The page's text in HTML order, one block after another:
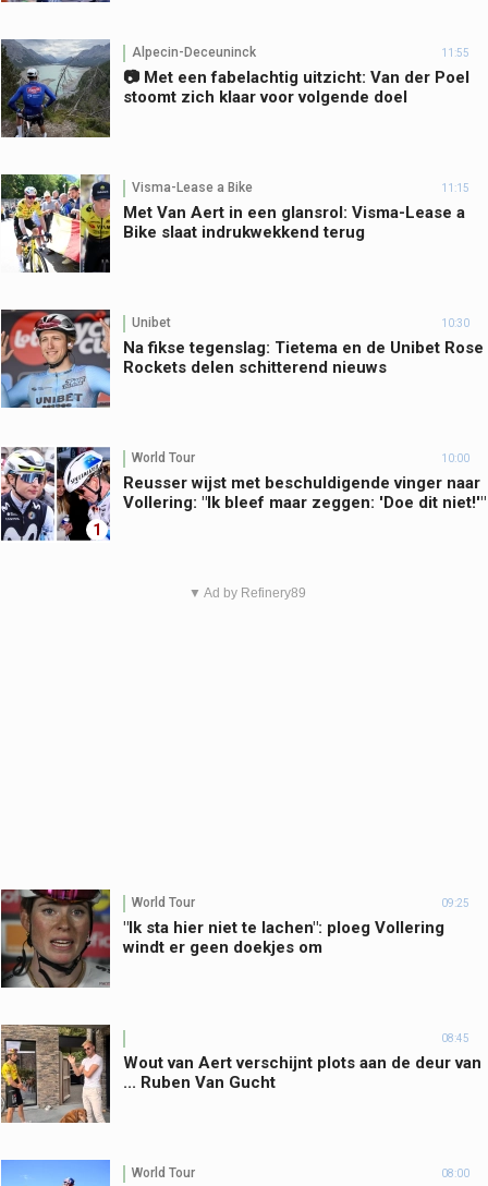
Alpecin-Deceuninck 11:55
📷 Met een fabelachtig uitzicht: Van der Poel
stoomt zich klaar voor volgende doel
Visma-Lease a Bike 11:15
Met Van Aert in een glansrol: Visma-Lease a
Bike slaat indrukwekkend terug
Unibet 10:30
Na fikse tegenslag: Tietema en de Unibet Rose
Rockets delen schitterend nieuws
1
World Tour 10:00
Reusser wijst met beschuldigende vinger naar
Vollering: "Ik bleef maar zeggen: 'Doe dit niet!'"
▼ Ad by Refinery89
World Tour 09:25
"Ik sta hier niet te lachen": ploeg Vollering
windt er geen doekjes om
08:45
Wout van Aert verschijnt plots aan de deur van
... Ruben Van Gucht
World Tour 08:00